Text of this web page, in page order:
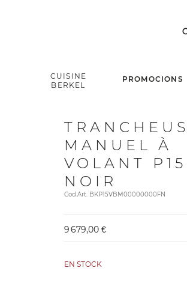
CUISINE
BERKEL
PROMOCIONS
MANUEL À
VOLANT P15
NOIR
Cod.Art. BKP15VBM00000000FN
9 679,00 €
EN STOCK